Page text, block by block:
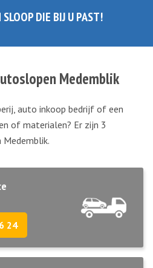
DIE BIJ U PAST!
Medemblik
auto inkoop bedrijf of een
of materialen? Er zijn 3
Medemblik.
24